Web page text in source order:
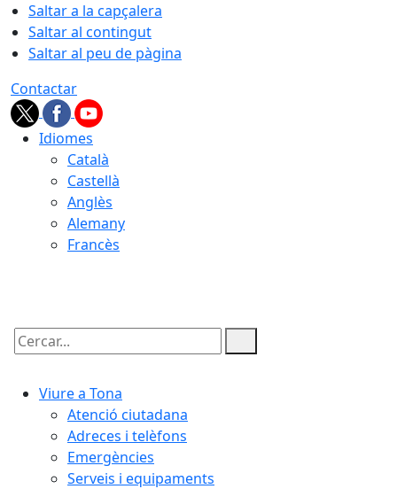
Saltar a la capçalera
Saltar al contingut
Saltar al peu de pàgina
Contactar
Idiomes
Català
Castellà
Anglès
Alemany
Francès
Cercar:
Viure a Tona
Atenció ciutadana
Adreces i telèfons
Emergències
Serveis i equipaments